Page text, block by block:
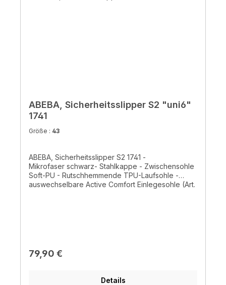
ABEBA, Sicherheitsslipper S2 "uni6"
1741
Größe : 43
ABEBA, Sicherheitsslipper S2 1741 -
Mikrofaser schwarz- Stahlkappe - Zwischensohle
Soft-PU - Rutschhemmende TPU-Laufsohle -
auswechselbare Active Comfort Einlegesohle (Art.
Regulärer Preis:
79,90 €
Details